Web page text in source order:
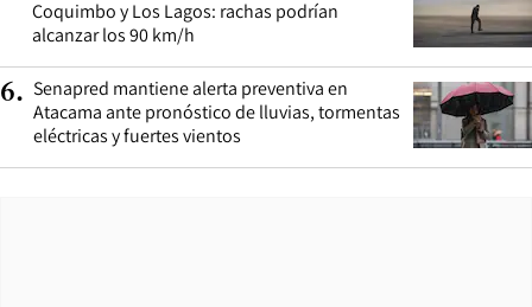
Coquimbo y Los Lagos: rachas podrían
alcanzar los 90 km/h
6. Senapred mantiene alerta preventiva en
Atacama ante pronóstico de lluvias, tormentas
eléctricas y fuertes vientos